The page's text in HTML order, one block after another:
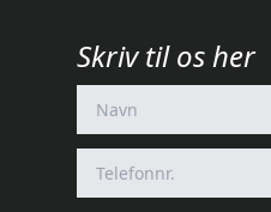
Skriv til os her